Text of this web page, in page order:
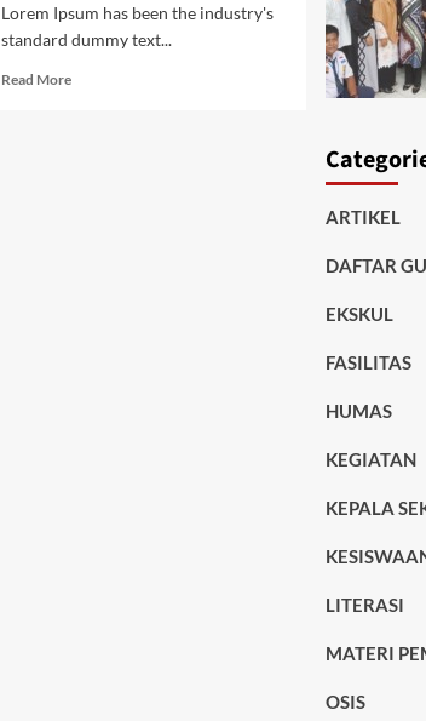
Lorem Ipsum has been the industry's
standard dummy text...
Read MoreRead
ARTIKEL
DAFTAR
EKSKUL
FASILITAS
HUMAS
KEGIATAN
KEPALA
LITERASI
MATERI
OSIS